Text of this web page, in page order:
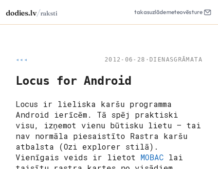
dodies.lv/raksti takasuzlādemeteovēsture
◂◂◂ 2012-06-28 · DIENASGRĀMATA
Locus for Android
Locus ir lieliska karšu programma
Android ierīcēm. Tā spēj praktiski
visu, izņemot vienu būtisku lietu – tai
nav normāla piesaistīto Rastra karšu
atbalsta (Ozi explorer stilā).
Vienīgais veids ir lietot MOBAC lai